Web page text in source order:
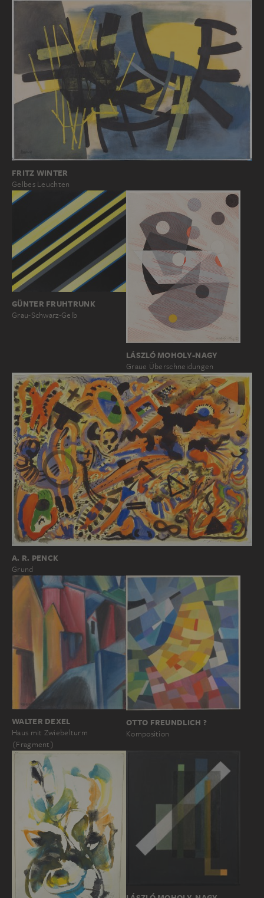
FRITZ WINTER
Gelbes Leuchten
GÜNTER FRUHTRUNK
Grau-Schwarz-Gelb
LÁSZLÓ MOHOLY-NAGY
Graue Überschneidungen
A. R. PENCK
Grund
WALTER DEXEL
Haus mit Zwiebelturm
(Fragment)
OTTO FREUNDLICH ?
Komposition